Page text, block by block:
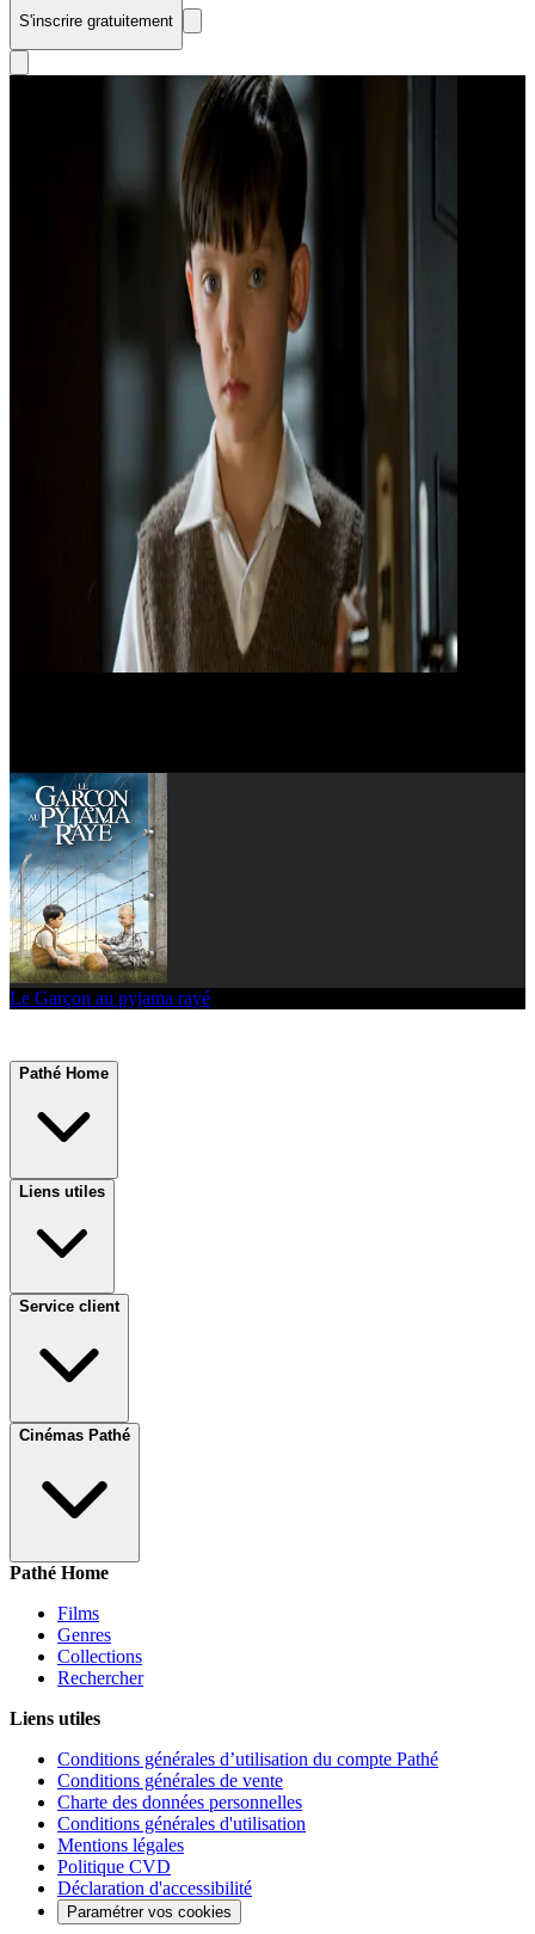
S'inscrire gratuitement
Le Garçon au pyjama rayé
Pathé Home
Liens utiles
Service client
Cinémas Pathé
Pathé Home
Films
Genres
Collections
Rechercher
Liens utiles
Conditions générales d’utilisation du compte Pathé
Conditions générales de vente
Charte des données personnelles
Conditions générales d'utilisation
Mentions légales
Politique CVD
Déclaration d'accessibilité
Paramétrer vos cookies